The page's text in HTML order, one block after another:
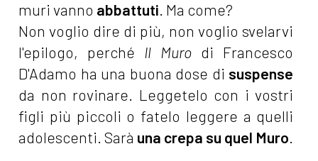
muri vanno abbattuti. Ma come?
Non voglio dire di più, non voglio svelarvi
l'epilogo, perché Il Muro di Francesco
D'Adamo ha una buona dose di suspense
da non rovinare. Leggetelo con i vostri
figli più piccoli o fatelo leggere a quelli
adolescenti. Sarà una crepa su quel Muro.